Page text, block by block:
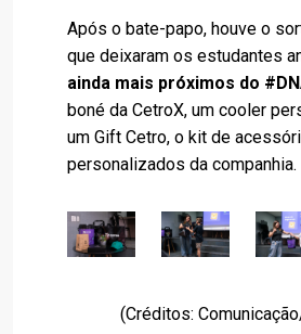
Após o bate-papo, houve o
que deixaram os estudantes
ainda mais próximos do
boné da CetroX, um cooler
um Gift Cetro, o kit de
personalizados da companhia.
(Créditos: